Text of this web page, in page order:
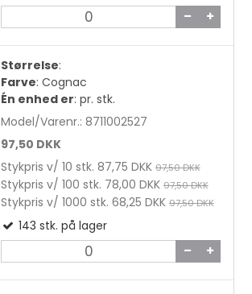
27,50 DKK
Størrelse:
Farve: Cognac
Én enhed er: pr. stk.
Model/Varenr.: 8711002527
97,50 DKK
Stykpris v/ 10 stk. 87,75 DKK 97,50 DKK
Stykpris v/ 100 stk. 78,00 DKK 97,50 DKK
Stykpris v/ 1000 stk. 68,25 DKK 97,50 DKK
143 stk. på lager